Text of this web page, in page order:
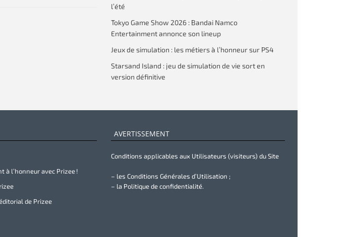
l’été
Tokyo Game Show 2026 : Bandai Namco
Entertainment annonce son lineup
Jeux de simulation : les métiers à l’honneur sur PS4
Starsand Island : jeu de simulation de vie sort en
version définitive
à l’honneur avec Prizee !
de Prizee
AVERTISSEMENT
Conditions applicables aux Utilisateurs (visiteurs) du Site
– les Conditions Générales d’Utilisation ;
– la Politique de confidentialité.